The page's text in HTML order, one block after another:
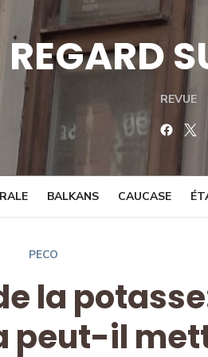
REGARD
REVUE
BALKANS CAUCASE
PECO
la
peut-il